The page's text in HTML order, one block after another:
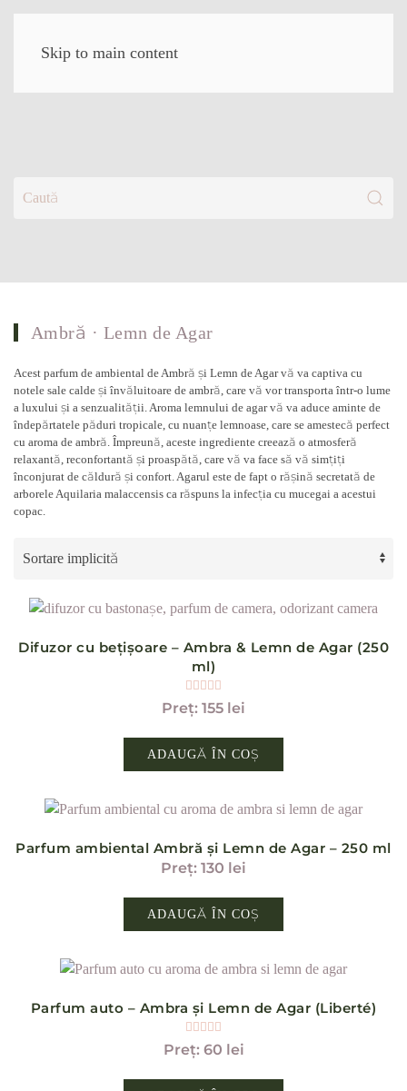
Skip to main content
Ambră · Lemn de Agar
Acest parfum de ambiental de Ambră și Lemn de Agar vă va captiva cu
notele sale calde și învăluitoare de ambră, care vă vor transporta într-o lume
a luxului și a senzualității. Aroma lemnului de agar vă va aduce aminte de
îndepărtatele păduri tropicale, cu nuanțe lemnoase, care se amestecă perfect
cu aroma de ambră. Împreună, aceste ingrediente creează o atmosferă
relaxantă, reconfortantă și proaspătă, care vă va face să vă simțiți
înconjurat de căldură și confort. Agarul este de fapt o rășină secretată de
arborele Aquilaria malaccensis ca răspuns la infecția cu mucegai a acestui
copac.
Difuzor cu bețișoare – Ambra & Lemn de Agar (250
ml)
155 lei
ADAUGĂ ÎN COȘ
Parfum ambiental Ambră și Lemn de Agar – 250 ml
130 lei
ADAUGĂ ÎN COȘ
Parfum auto – Ambra și Lemn de Agar (Liberté)
60 lei